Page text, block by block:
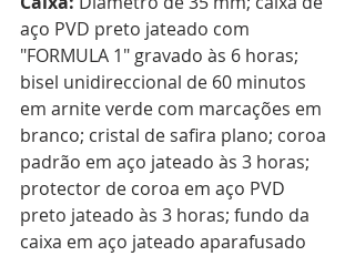
aço PVD preto jateado com
"FORMULA 1" gravado às 6 horas;
bisel unidireccional de 60 minutos
em arnite verde com marcações em
branco; cristal de safira plano; coroa
padrão em aço jateado às 3 horas;
protector de coroa em aço PVD
preto jateado às 3 horas; fundo da
caixa em aço jateado aparafusado